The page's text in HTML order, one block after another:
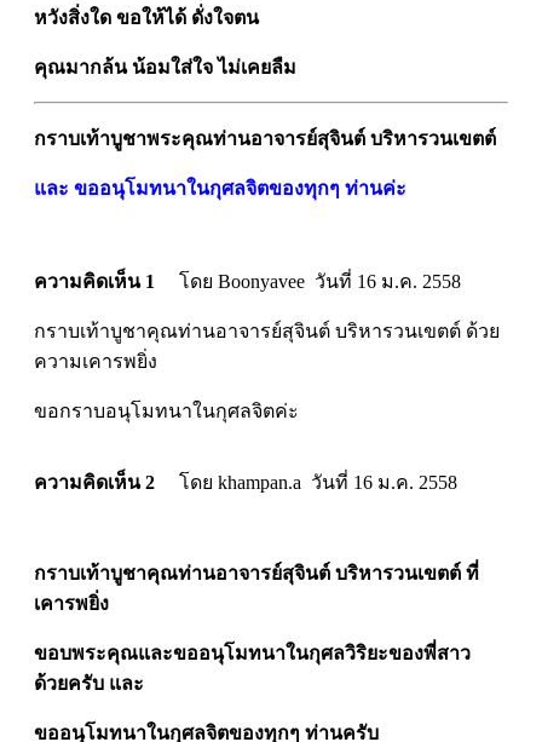
หวังสิ่งใด ขอให้ได้ ดั่งใจตน
คุณมากล้น น้อมใส่ใจ ไม่เคยลืม
กราบเท้าบูชาพระคุณท่านอาจารย์สุจินต์ บริหารวนเขตต์
และ ขออนุโมทนาในกุศลจิตของทุกๆ ท่านค่ะ
ความคิดเห็น 1 โดย Boonyavee วันที่ 16 ม.ค. 2558
กราบเท้าบูชาคุณท่านอาจารย์สุจินต์ บริหารวนเขตต์ ด้วย
ความเคารพยิ่ง
ขอกราบอนุโมทนาในกุศลจิตค่ะ
ความคิดเห็น 2 โดย khampan.a วันที่ 16 ม.ค. 2558
กราบเท้าบูชาคุณท่านอาจารย์สุจินต์ บริหารวนเขตต์ ที่
เคารพยิ่ง
ขอบพระคุณและขออนุโมทนาในกุศลวิริยะของพี่สาว
ด้วยครับ และ
ขออนุโมทนาในกุศลจิตของทุกๆ ท่านครับ